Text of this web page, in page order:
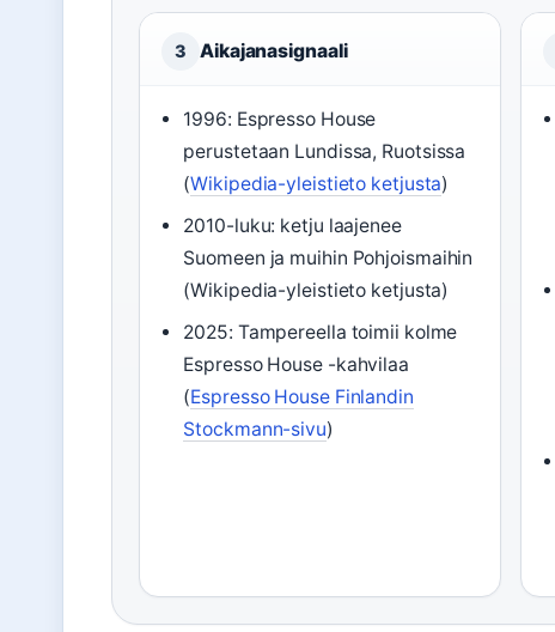
3 Aikajanasignaali
1996: Espresso House
perustetaan Lundissa, Ruotsissa
(Wikipedia-yleistieto ketjusta)
2010-luku: ketju laajenee
Suomeen ja muihin Pohjoismaihin
(Wikipedia-yleistieto ketjusta)
2025: Tampereella toimii kolme
Espresso House -kahvilaa
(Espresso House Finlandin
Stockmann-sivu)